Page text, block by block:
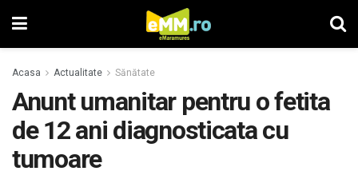
Acasa Actualitate Sănătate
Anunt umanitar pentru o fetita
de 12 ani diagnosticata cu
tumoare